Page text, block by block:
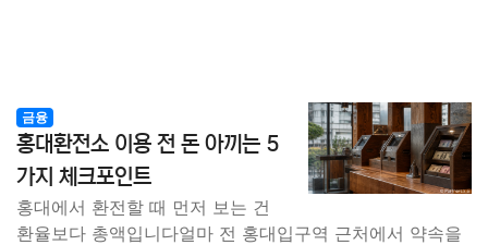
금융
홍대환전소 이용 전 돈 아끼는 5
가지 체크포인트
홍대에서 환전할 때 먼저 보는 건
환율보다 총액입니다얼마 전 홍대입구역 근처에서 약속을